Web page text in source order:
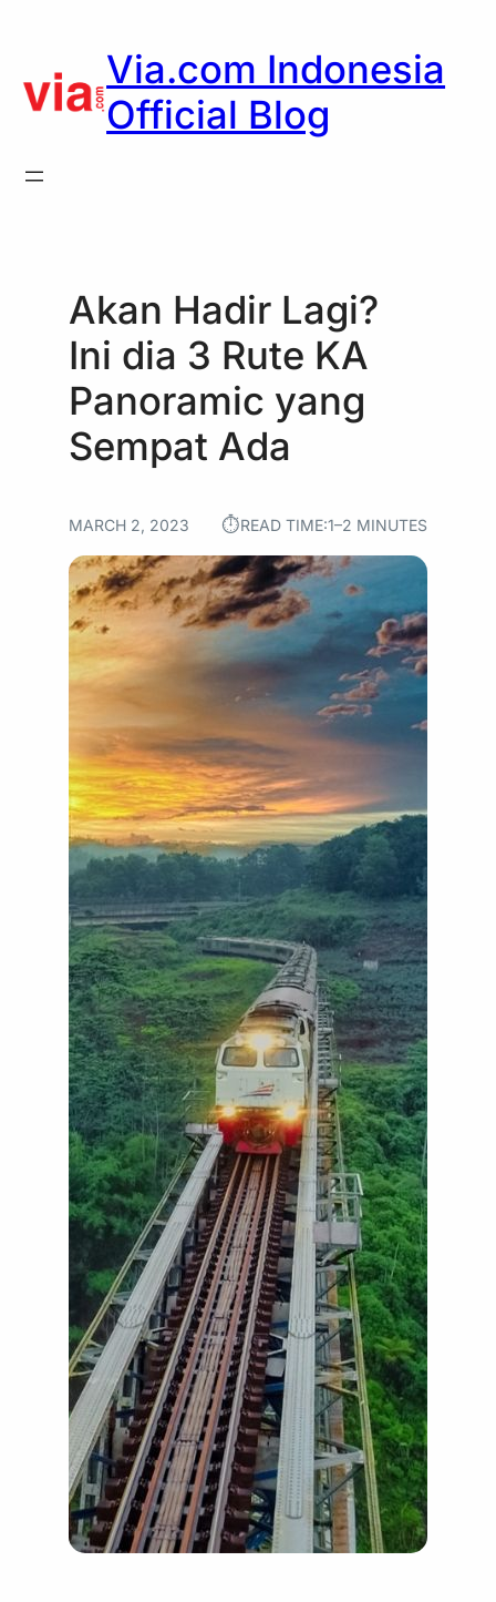
content
Via.com Indonesia
Official Blog
Akan Hadir Lagi?
Ini dia 3 Rute KA
Panoramic yang
Sempat Ada
MARCH 2, 2023 ⏱︎READ TIME:1–2 MINUTES